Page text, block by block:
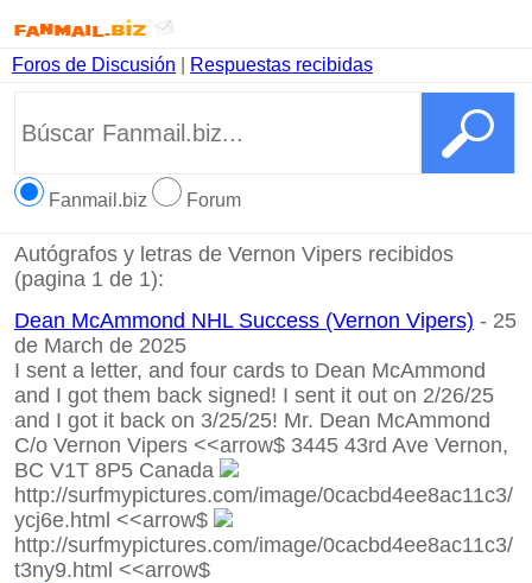
Foros de Discusión Respuestas recibidas
Fanmail.biz Forum
Autógrafos y letras de Vernon Vipers recibidos
(pagina 1 de 1):
Dean McAmmond NHL Success (Vernon Vipers) - 25
de March de 2025
I sent a letter, and four cards to Dean McAmmond
and I got them back signed! I sent it out on 2/26/25
and I got it back on 3/25/25! Mr. Dean McAmmond
C/o Vernon Vipers <<arrow$ 3445 43rd Ave Vernon,
BC V1T 8P5 Canada
http://surfmypictures.com/image/0cacbd4ee8ac11c3/
ycj6e.html <<arrow$
http://surfmypictures.com/image/0cacbd4ee8ac11c3/
t3ny9.html <<arrow$